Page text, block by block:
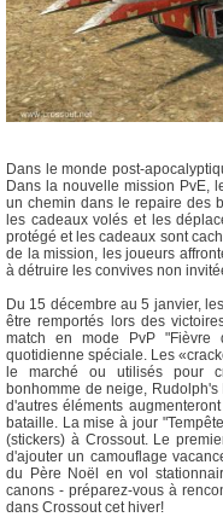
Dans le monde post-
Dans la nouvelle mission PvE,
un chemin dans le repaire des
les cadeaux volés et les
protégé et les cadeaux sont
de la mission, les joueurs
à détruire les convives non
Du 15 décembre au 5 janvier,
être remportés lors des
match en mode PvP
quotidienne spéciale. Les
le marché ou utilisés pour
bonhomme de neige,
d'autres éléments
bataille. La mise à jour
(stickers) à Crossout. Le
d'ajouter un camouflage
du Père Noël en vol
canons - préparez-vous à
dans Crossout cet hiver!